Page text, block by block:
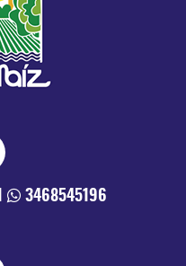
3468545196